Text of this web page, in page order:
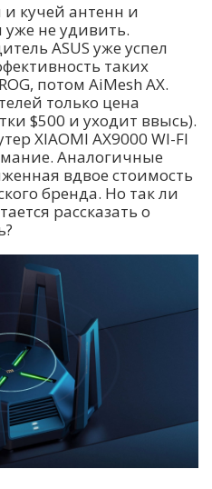
кучей антенн и
уже не удивить.
ASUS уже успел
таких
потом AiMesh AX.
только цена
$500 и уходит ввысь).
XIAOMI AX9000 WI-FI
Аналогичные
вдвое стоимость
бренда. Но так ли
рассказать о